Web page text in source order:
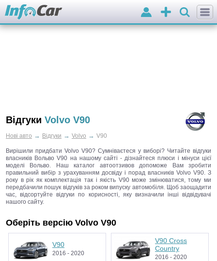
Додати
оголошення
Вхід
Відгуки Volvo V90
Нові авто → Відгуки → Volvo → V90
Вирішили придбати Volvo V90? Сумніваєтеся у виборі? Читайте відгуки
власників Вольво V90 на нашому сайті - дізнайтеся плюси і мінуси цієї
моделі Вольво. Наш каталог автоотзивов допоможе Вам зробити
правильний вибір з урахуванням досвіду і порад власників Volvo V90. З
року в рік як комплектація так і якість V90 може змінюватися, тому ми
передбачили пошук відгуків за роком випуску автомобіля. Щоб заощадити
час, відсортуйте відгуки по корисності, яку визначили інші відвідувачі
нашого сайту.
Оберіть версію Volvo V90
V90
2016 - 2020
V90 Cross
Country
2016 - 2020